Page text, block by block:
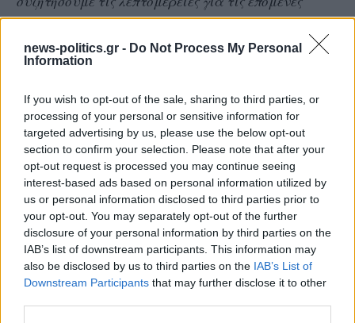
news-politics.gr - Do Not Process My Personal
Information
If you wish to opt-out of the sale, sharing to third parties, or
processing of your personal or sensitive information for
targeted advertising by us, please use the below opt-out
section to confirm your selection. Please note that after your
opt-out request is processed you may continue seeing
interest-based ads based on personal information utilized by
us or personal information disclosed to third parties prior to
your opt-out. You may separately opt-out of the further
disclosure of your personal information by third parties on the
IAB’s list of downstream participants. This information may
also be disclosed by us to third parties on the IAB’s List of
Downstream Participants that may further disclose it to other
εξελίξεις. Πρέπει να προχωρήσουμε τις συζητήσεις
με την νέα δημοτική αρχή και το Λ.Τ. αφενός για τις
εγκαταστάσεις που απαιτούνται για την εφαρμογή
επόμενα βήματα για τον τουρισμό της κρουαζιέρας.
Η Ρόδος μπορεί να προσφέρει πολύ καλές υπηρεσίες
στον κλάδο ενώ εξετάζουμε το ενδεχόμενο να
ξεκινήσει στο νησί το λεγόμενο ‘Flying Stay and
Cruise’ που ανοίγει πλέον, άλλους ορίζοντες για την
Επιμήκυνση της τουριστικής σεζόν. Είναι μια τάση
που κερδίζει έδαφος στις εταιρείες κρουαζιέρας και
αφορά στους επιβάτες που θέλουν να πάνε σε έναν
προορισμό αεροπορικώς, να κάνουν τις διακοπές